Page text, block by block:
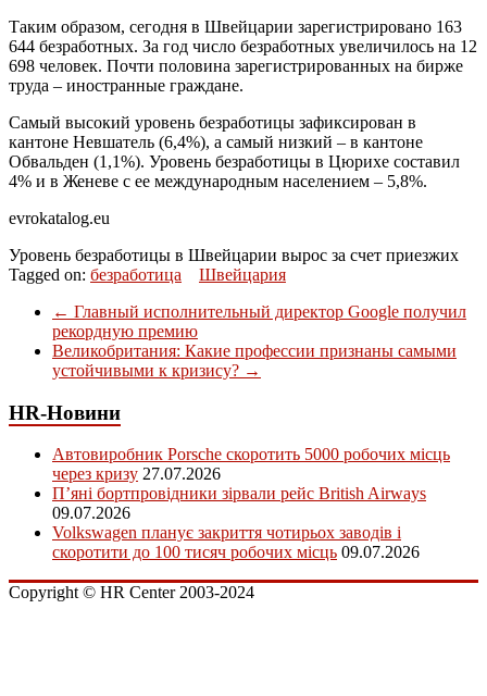
Таким образом, сегодня в Швейцарии зарегистрировано 163
644 безработных. За год число безработных увеличилось на 12
698 человек. Почти половина зарегистрированных на бирже
труда – иностранные граждане.
Самый высокий уровень безработицы зафиксирован в
кантоне Невшатель (6,4%), а самый низкий – в кантоне
Обвальден (1,1%). Уровень безработицы в Цюрихе составил
4% и в Женеве с ее международным населением – 5,8%.
evrokatalog.eu
Уровень безработицы в Швейцарии вырос за счет приезжих
Tagged on: безработица
Швейцария
← Главный исполнительный директор Google получил
рекордную премию
Великобритания: Какие профессии признаны самыми
устойчивыми к кризису? →
HR-Новини
Автовиробник Porsche скоротить 5000 робочих місць
через кризу 27.07.2026
П’яні бортпровідники зірвали рейс British Airways
09.07.2026
Volkswagen планує закриття чотирьох заводів і
скоротити до 100 тисяч робочих місць 09.07.2026
Copyright © HR Center 2003-2024